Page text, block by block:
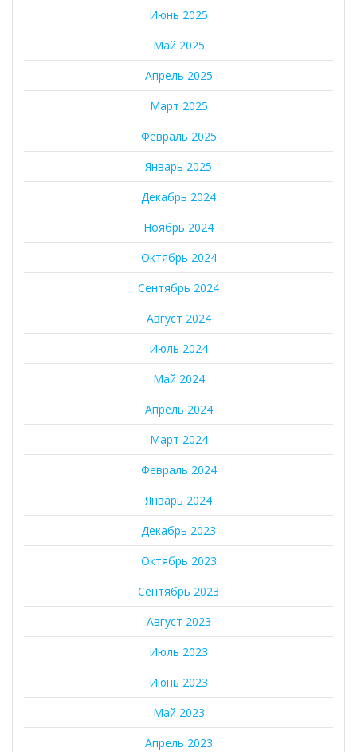
Июнь 2025
Май 2025
Апрель 2025
Март 2025
Февраль 2025
Январь 2025
Декабрь 2024
Ноябрь 2024
Октябрь 2024
Сентябрь 2024
Август 2024
Июль 2024
Май 2024
Апрель 2024
Март 2024
Февраль 2024
Январь 2024
Декабрь 2023
Октябрь 2023
Сентябрь 2023
Август 2023
Июль 2023
Июнь 2023
Май 2023
Апрель 2023